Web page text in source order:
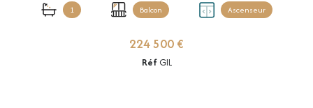
1 Balcon Ascenseur
224 500 €
Réf GIL